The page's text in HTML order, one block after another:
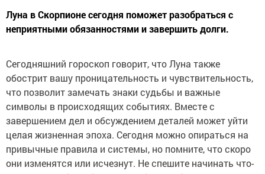
Луна в Скорпионе сегодня поможет разобраться с
неприятными обязанностями и завершить долги.
Сегодняшний гороскоп говорит, что Луна также
обострит вашу проницательность и чувствительность,
что позволит замечать знаки судьбы и важные
символы в происходящих событиях. Вместе с
завершением дел и обсуждением деталей может уйти
целая жизненная эпоха. Сегодня можно опираться на
привычные правила и системы, но помните, что скоро
они изменятся или исчезнут. Не спешите начинать что-